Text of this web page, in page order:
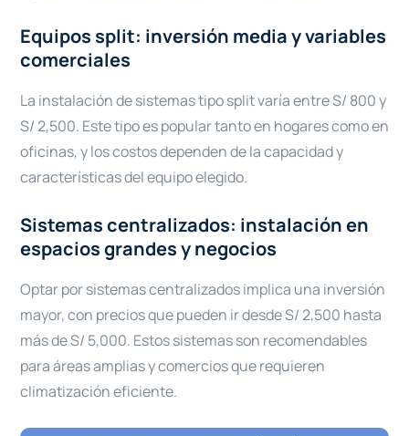
Equipos split: inversión media y variables
comerciales
La instalación de sistemas tipo split varía entre S/ 800 y
S/ 2,500. Este tipo es popular tanto en hogares como en
oficinas, y los costos dependen de la capacidad y
características del equipo elegido.
Sistemas centralizados: instalación en
espacios grandes y negocios
Optar por sistemas centralizados implica una inversión
mayor, con precios que pueden ir desde S/ 2,500 hasta
más de S/ 5,000. Estos sistemas son recomendables
para áreas amplias y comercios que requieren
climatización eficiente.